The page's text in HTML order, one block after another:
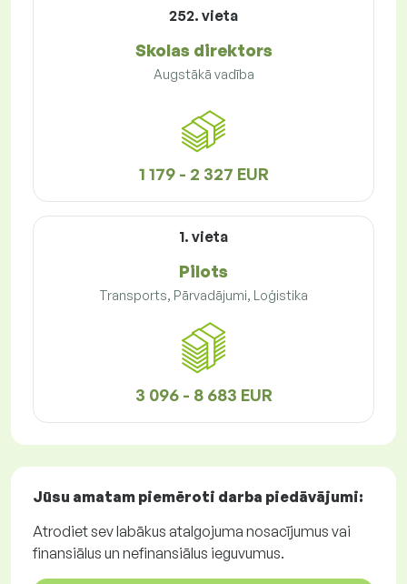
252. vieta
Skolas direktors
Augstākā vadība
1 179 - 2 327 EUR
1. vieta
Pilots
Transports, Pārvadājumi, Loģistika
3 096 - 8 683 EUR
Jūsu amatam piemēroti darba piedāvājumi:
Atrodiet sev labākus atalgojuma nosacījumus vai
finansiālus un nefinansiālus ieguvumus.